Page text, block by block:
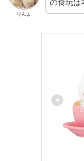
りんま
の食玩は